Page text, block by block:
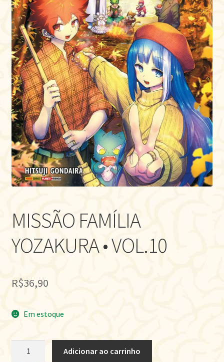
MISSÃO FAMÍLIA
YOZAKURA • VOL.10
R$36,90
Em estoque
Adicionar ao carrinho